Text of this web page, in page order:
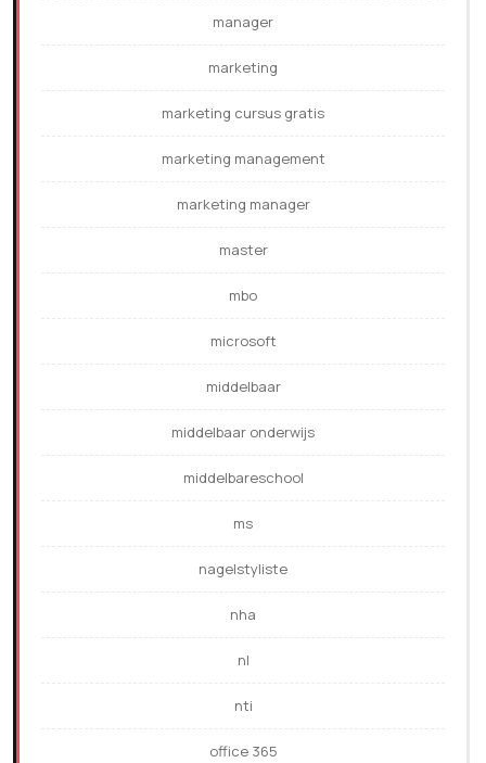
manager
marketing
marketing cursus gratis
marketing management
marketing manager
master
mbo
microsoft
middelbaar
middelbaar onderwijs
middelbareschool
ms
nagelstyliste
nha
nl
nti
office 365